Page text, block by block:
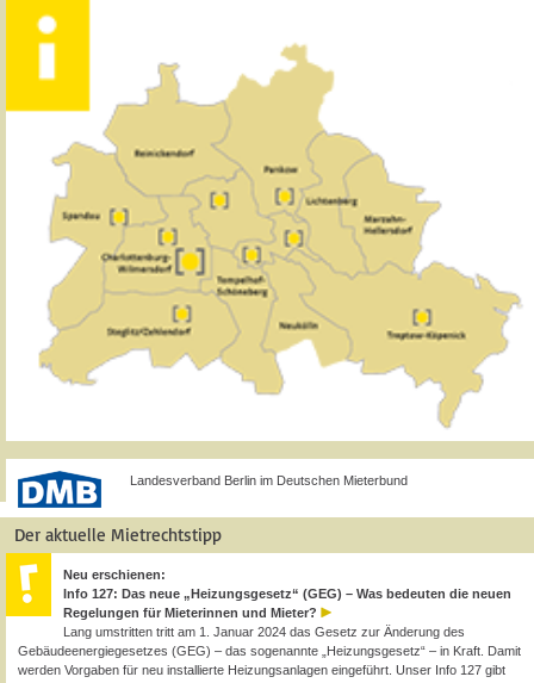
Landesverband Berlin im Deutschen Mieterbund
Der aktuelle Mietrechtstipp
Neu erschienen:
Info 127: Das neue „Heizungsgesetz“ (GEG) – Was bedeuten die neuen
Regelungen für Mieterinnen und Mieter?
Lang umstritten tritt am 1. Januar 2024 das Gesetz zur Änderung des
Gebäudeenergiegesetzes (GEG) – das sogenannte „Heizungsgesetz“ – in Kraft. Damit
werden Vorgaben für neu installierte Heizungsanlagen eingeführt. Unser Info 127 gibt